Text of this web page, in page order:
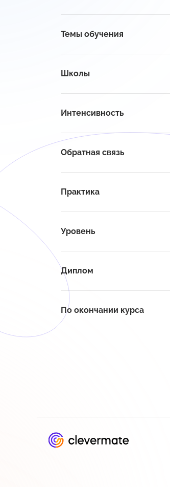
Темы обучения
Школы
Интенсивность
Обратная связь
Практика
Уровень
Диплом
По окончании курса